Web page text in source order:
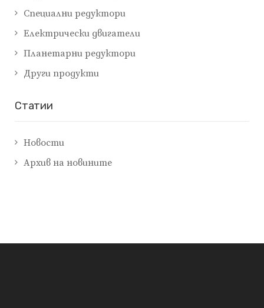
Специални редуктори
Електрически двигатели
Планетарни редуктори
Други продукти
Cтатии
Новости
Архив на новините